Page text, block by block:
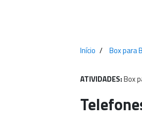
Início Box para
ATIVIDADES:Box